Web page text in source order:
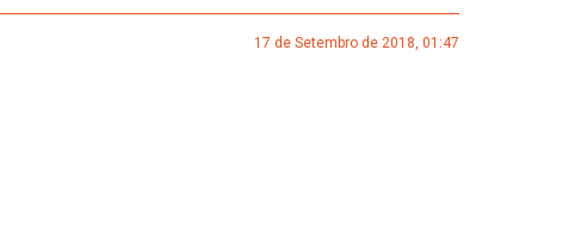
17 de Setembro de 2018, 01:47